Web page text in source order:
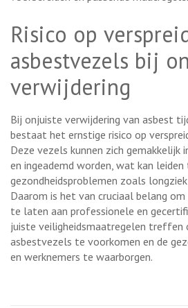
Risico op
asbestvezels bij
verwijdering
Bij onjuiste verwijdering van asbest
bestaat het ernstige risico op
Deze vezels kunnen zich gemakkelijk
en ingeademd worden, wat kan
gezondheidsproblemen zoals
Daarom is het van cruciaal belang
te laten aan professionele en
juiste veiligheidsmaatregelen treffen
asbestvezels te voorkomen en de
en werknemers te waarborgen.